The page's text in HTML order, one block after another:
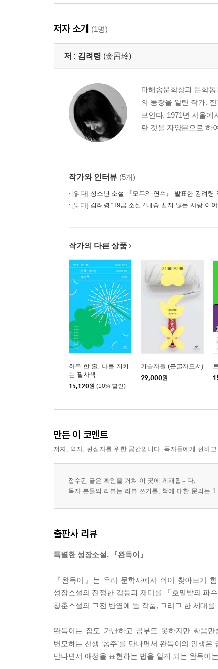
저자 소개 (1명)
저 : 김려령 (金呂玲)
마해송문학상과 문학
의 등장을 알린 작가.
보인다. 1971년 서울에
란 것을 자양분으로 하
작가와 인터뷰 (5개)
[읽다] 청소년 소설 『모두의 연수』 발표한 김려령
[읽다] 김려령 “19금 소설? 내숭 떨지 않는 사랑 이야
작가의 다른 상품
하루 한 줄, 나를 지키
는 필사책
15,120원 (10% 할인)
기술자들 (큰글자도서)
29,000원
만든 이 코멘트
저자, 역자, 편집자를 위한 공간입니다. 독자들에게 전하
접수된 글은 확인을 거쳐 이 곳에 게재됩니다.
독자 분들의 리뷰는 리뷰 쓰기를, 책에 대한 문의는
출판사 리뷰
특별한 성장소설, 『완득이』
『완득이』는 우리 문학사에서 쉬이 찾아보기
성장소설의 진정한 감동과 재미를 『호밀밭의 파
청춘소설의 고전 반열에 들 작품, 그리고 한 세대를
완득이는 집도 가난하고 공부도 못하지만 싸움
변모하는 선생 ‘똥주’를 만나면서 완득이의 인생
만나면서 애정을 표현하는 법을 알게 되는 완득이